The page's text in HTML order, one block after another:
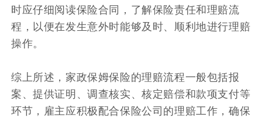
时应仔细阅读保险合同，了解保险责任和理赔流
程，以便在发生意外时能够及时、顺利地进行理赔
操作。
综上所述，家政保姆保险的理赔流程一般包括报
案、提供证明、调查核实、核定赔偿和款项支付等
环节，雇主应积极配合保险公司的理赔工作，确保